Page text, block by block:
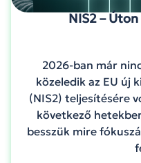
NIS2 –
2026-ban már
közeledik az EU új
(NIS2) teljesítésére
következő
besszük mire